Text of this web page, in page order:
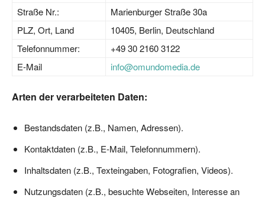
Straße Nr.:
Marienburger Straße 30a
PLZ, Ort, Land
10405, Berlin, Deutschland
Telefonnummer:
+49 30 2160 3122
E-Mail
info@omundomedia.de
Arten der verarbeiteten Daten:
Bestandsdaten (z.B., Namen, Adressen).
Kontaktdaten (z.B., E-Mail, Telefonnummern).
Inhaltsdaten (z.B., Texteingaben, Fotografien, Videos).
Nutzungsdaten (z.B., besuchte Webseiten, Interesse an